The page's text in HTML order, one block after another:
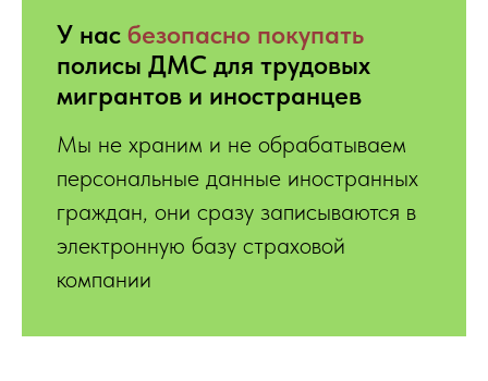
У нас безопасно покупать
полисы ДМС для трудовых
мигрантов и иностранцев
Мы не храним и не обрабатываем
персональные данные иностранных
граждан, они сразу записываются в
электронную базу страховой
компании